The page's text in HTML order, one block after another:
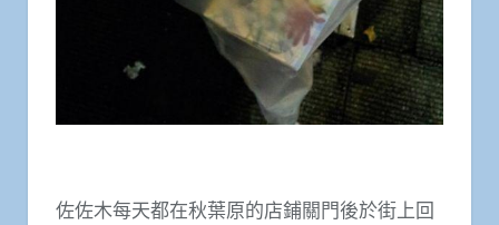
佐佐木每天都在秋葉原的店鋪關門後於街上回